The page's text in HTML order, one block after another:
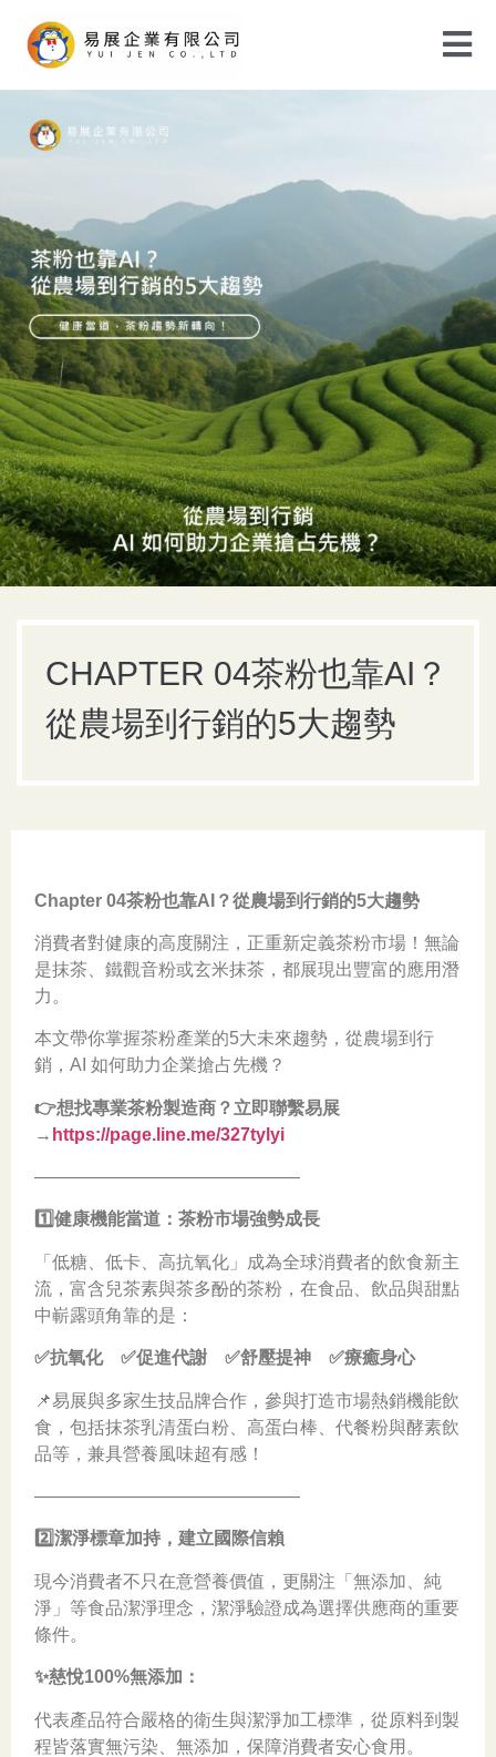
CHAPTER 04茶粉也靠AI？
從農場到行銷的5大趨勢
Chapter 04茶粉也靠AI？從農場到行銷的5大趨勢
消費者對健康的高度關注，正重新定義茶粉市場！無論
是抹茶、鐵觀音粉或玄米抹茶，都展現出豐富的應用潛
力。
本文帶你掌握茶粉產業的5大未來趨勢，從農場到行
銷，AI 如何助力企業搶占先機？
👉想找專業茶粉製造商？立即聯繫易展
→ https://page.line.me/327tylyi
———————————————
1️⃣健康機能當道：茶粉市場強勢成長
「低糖、低卡、高抗氧化」成為全球消費者的飲食新主
流，富含兒茶素與茶多酚的茶粉，在食品、飲品與甜點
中嶄露頭角靠的是：
✅抗氧化 ✅促進代謝 ✅舒壓提神 ✅療癒身心
📌易展與多家生技品牌合作，參與打造市場熱銷機能飲
食，包括抹茶乳清蛋白粉、高蛋白棒、代餐粉與酵素飲
品等，兼具營養風味超有感！
———————————————
2️⃣潔淨標章加持，建立國際信賴
現今消費者不只在意營養價值，更關注「無添加、純
淨」等食品潔淨理念，潔淨驗證成為選擇供應商的重要
條件。
✨慈悅100%無添加：
代表產品符合嚴格的衛生與潔淨加工標準，從原料到製
程皆落實無污染、無添加，保障消費者安心食用。